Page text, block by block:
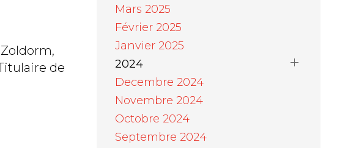
de
Mars 2025
Février 2025
Janvier 2025
2024
Decembre 2024
Novembre 2024
Octobre 2024
Septembre 2024